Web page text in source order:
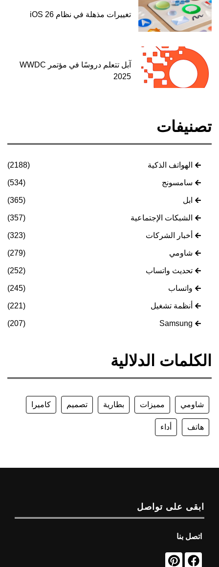
تغييرات مذهلة في نظام iOS 26
آبل تتعلم دروسًا في مؤتمر WWDC
2025
تصنيفات
الهواتف الذكية (2188)
سامسونج (534)
ابل (365)
الشبكات الإجتماعية (357)
أخبار الشركات (323)
شاومي (279)
تحديث واتساب (252)
واتساب (245)
أنظمة تشغيل (221)
Samsung
(207)
الكلمات الدلالية
شاومي مميزات بطارية تصميم كاميرا
هاتف أداء
ابقى على تواصل
اتصل بنا